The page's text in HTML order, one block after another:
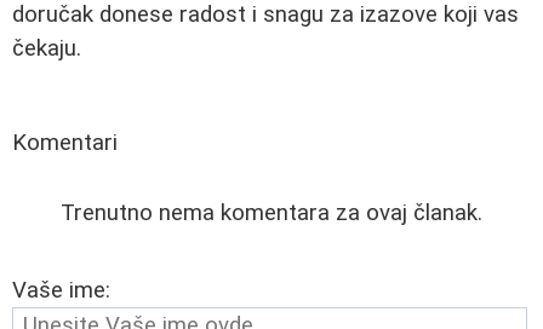
doručak donese radost i snagu za izazove koji vas
čekaju.
Komentari
Trenutno nema komentara za ovaj članak.
Vaše ime: